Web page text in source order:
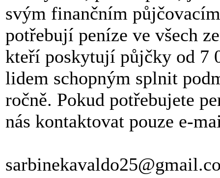
svým finančním
potřebují peníze ve všech
kteří poskytují půjčky od 7
lidem schopným splnit
ročně. Pokud potřebujete
nás kontaktovat pouze e-